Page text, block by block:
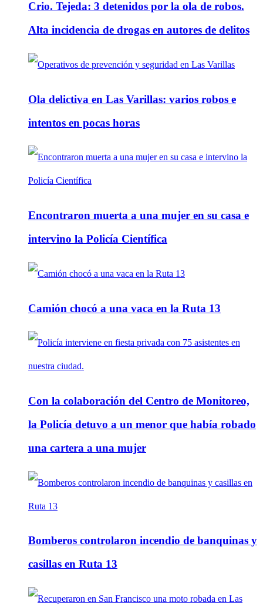
Crio. Tejeda: 3 detenidos por la ola de robos.
Alta incidencia de drogas en autores de delitos
Ola delictiva en Las Varillas: varios robos e
intentos en pocas horas
Encontraron muerta a una mujer en su casa e
intervino la Policía Científica
Camión chocó a una vaca en la Ruta 13
Con la colaboración del Centro de Monitoreo,
la Policía detuvo a un menor que había robado
una cartera a una mujer
Bomberos controlaron incendio de banquinas y
casillas en Ruta 13